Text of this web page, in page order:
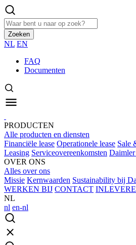
Zoeken
NL EN
FAQ
Documenten
PRODUCTEN
Alle producten en diensten
Financiële lease Operationele lease Sale
Leasing Serviceovereenkomsten Daimler
OVER ONS
Alles over ons
Missie Kernwaarden Sustainability bij
WERKEN BIJ CONTACT
NL
nl en-nl